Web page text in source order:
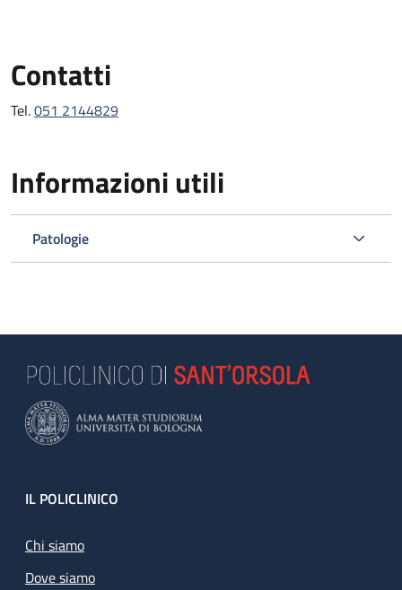
Contatti
Tel.051 2144829
Informazioni utili
Patologie
Footer
IL POLICLINICO
Chi siamo
Dove siamo